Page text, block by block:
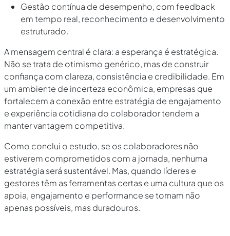
Gestão contínua de desempenho, com feedback
em tempo real, reconhecimento e desenvolvimento
estruturado.
A mensagem central é clara: a esperança é estratégica.
Não se trata de otimismo genérico, mas de construir
confiança com clareza, consistência e credibilidade. Em
um ambiente de incerteza econômica, empresas que
fortalecem a conexão entre estratégia de engajamento
e experiência cotidiana do colaborador tendem a
manter vantagem competitiva.
Como conclui o estudo, se os colaboradores não
estiverem comprometidos com a jornada, nenhuma
estratégia será sustentável. Mas, quando líderes e
gestores têm as ferramentas certas e uma cultura que os
apoia, engajamento e performance se tornam não
apenas possíveis, mas duradouros.